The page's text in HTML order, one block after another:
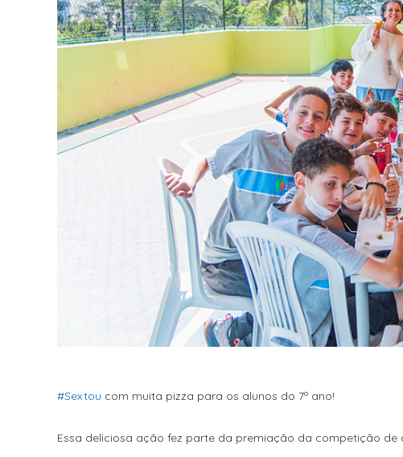
#Sextou com muita pizza para os alunos do 7º ano!
Essa deliciosa ação fez parte da premiação da competição de